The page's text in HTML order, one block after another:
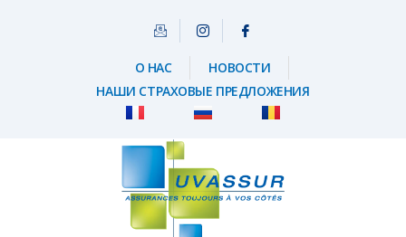
О НАС
НОВОСТИ
НАШИ СТРАХОВЫЕ ПРЕДЛОЖЕНИЯ